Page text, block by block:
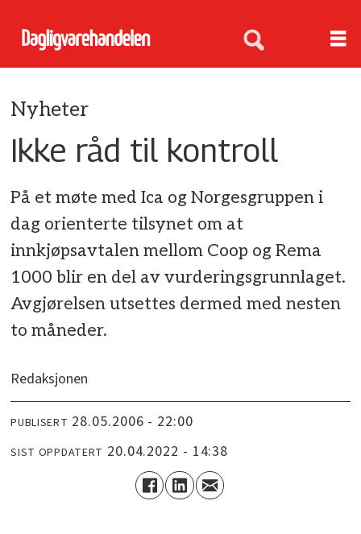
Nyheter
Ikke råd til kontroll
På et møte med Ica og Norgesgruppen i
dag orienterte tilsynet om at
innkjøpsavtalen mellom Coop og Rema
1000 blir en del av vurderingsgrunnlaget.
Avgjørelsen utsettes dermed med nesten
to måneder.
Redaksjonen
PUBLISERT 28.05.2006 - 22:00
SIST OPPDATERT 20.04.2022 - 14:38